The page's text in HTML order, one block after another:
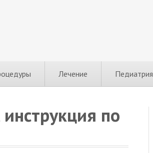
Лечение Педиатрия
по